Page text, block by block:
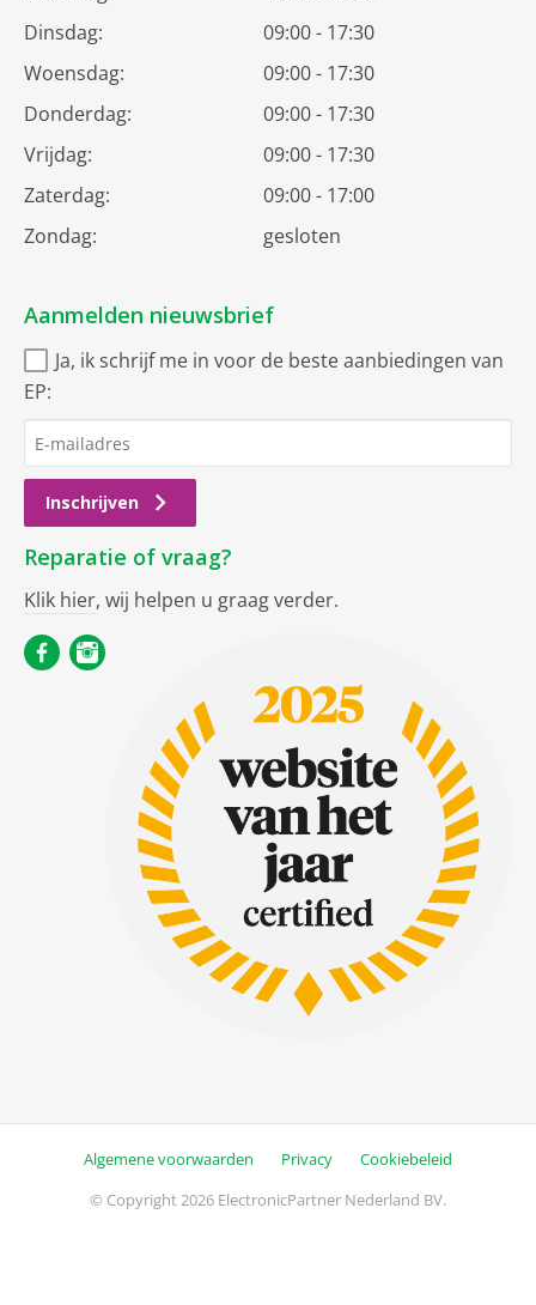
Dinsdag:
09:00 - 17:30
Woensdag:
09:00 - 17:30
Donderdag:
09:00 - 17:30
Vrijdag:
09:00 - 17:30
Zaterdag:
09:00 - 17:00
Zondag:
gesloten
Aanmelden nieuwsbrief
Ja, ik schrijf me in voor de beste aanbiedingen van
EP:
Inschrijven
Reparatie of vraag?
Klik hier, wij helpen u graag verder.
Algemene voorwaarden Privacy
Cookiebeleid
© Copyright 2026 ElectronicPartner Nederland BV.